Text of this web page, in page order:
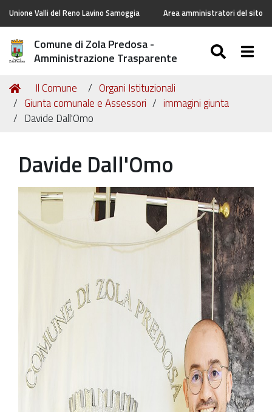
Unione Valli del Reno Lavino Samoggia Area amministratori del sito
Comune di Zola Predosa -
Amministrazione Trasparente
Tu
sei
qui:
Home
Il Comune
Organi Istituzionali
Giunta comunale e Assessori
immagini giunta
Davide Dall'Omo
Davide Dall'Omo